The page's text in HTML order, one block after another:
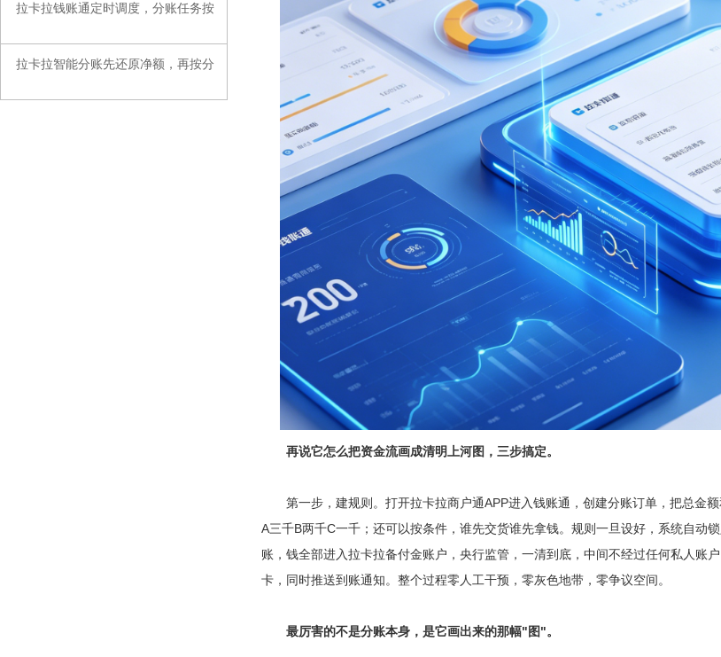
拉卡拉钱账通定时调度，分账任务按
拉卡拉智能分账先还原净额，再按分
再说它怎么把资金流画成清明上河图，三步搞定。
第一步，建规则。打开拉卡拉商户通APP进入钱账通，创建分账订单，把总金额
A三千B两千C一千；还可以按条件，谁先交货谁先拿钱。规则一旦设好，系统自动
账，钱全部进入拉卡拉备付金账户，央行监管，一清到底，中间不经过任何私人
卡，同时推送到账通知。整个过程零人工干预，零灰色地带，零争议空间。
最厉害的不是分账本身，是它画出来的那幅"图"。